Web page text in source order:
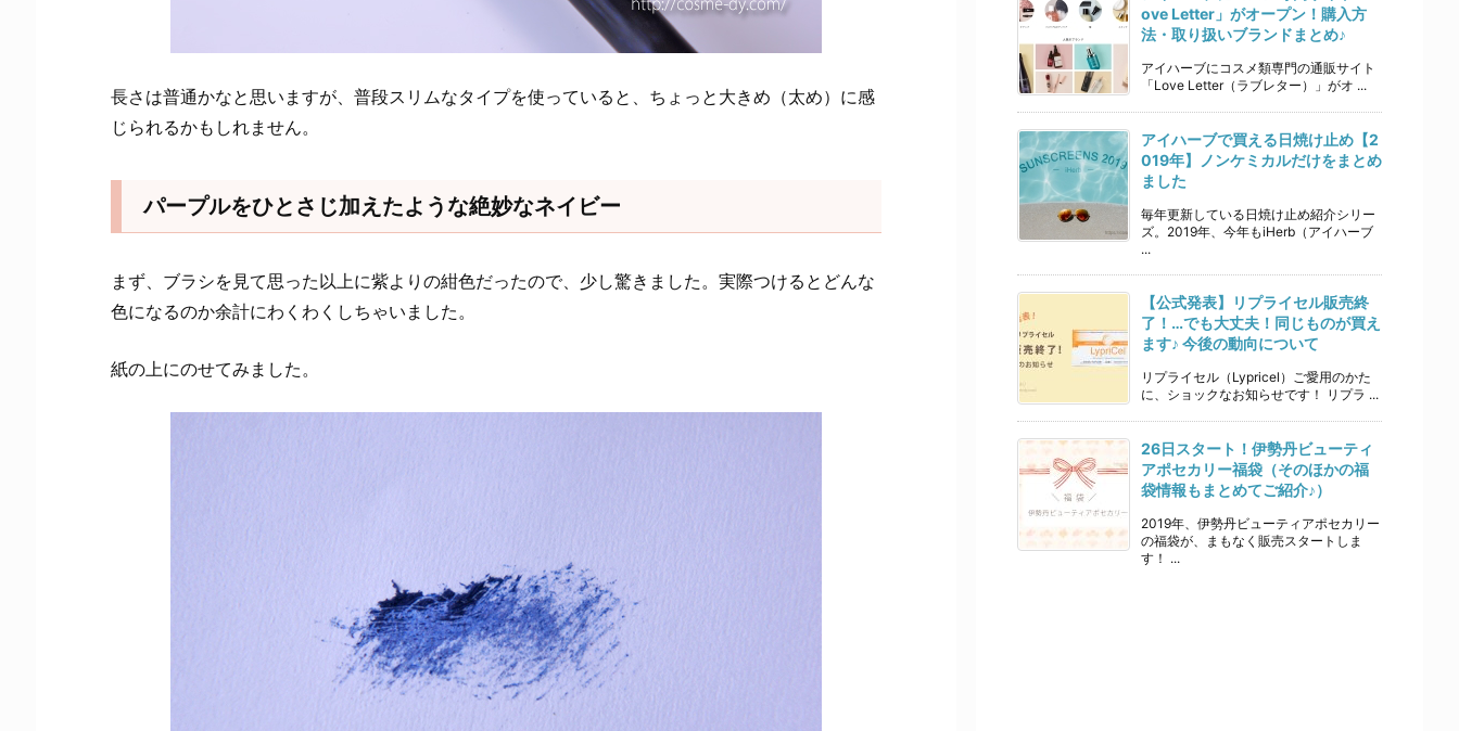
長さは普通かなと思いますが、普段スリムなタイプを使っていると、ちょっと大きめ（太め）に感
じられるかもしれません。
パープルをひとさじ加えたような絶妙なネイビー
まず、ブラシを見て思った以上に紫よりの紺色だったので、少し驚きました。実際つけるとどんな
色になるのか余計にわくわくしちゃいました。
紙の上にのせてみました。
ove Letter」がオープン！購入方
法・取り扱いブランドまとめ♪
アイハーブにコスメ類専門の通販サイト
「Love Letter（ラブレター）」がオ ...
アイハーブで買える日焼け止め【2
019年】ノンケミカルだけをまとめ
ました
毎年更新している日焼け止め紹介シリー
ズ。2019年、今年もiHerb（アイハーブ
...
【公式発表】リプライセル販売終
了！…でも大丈夫！同じものが買え
ます♪ 今後の動向について
リプライセル（Lypricel）ご愛用のかた
に、ショックなお知らせです！ リプラ ...
26日スタート！伊勢丹ビューティ
アポセカリー福袋（そのほかの福
袋情報もまとめてご紹介♪）
2019年、伊勢丹ビューティアポセカリー
の福袋が、まもなく販売スタートしま
す！ ...